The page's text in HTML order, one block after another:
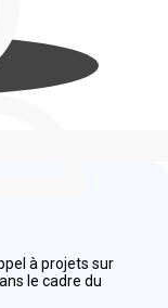
à projets sur
le cadre du